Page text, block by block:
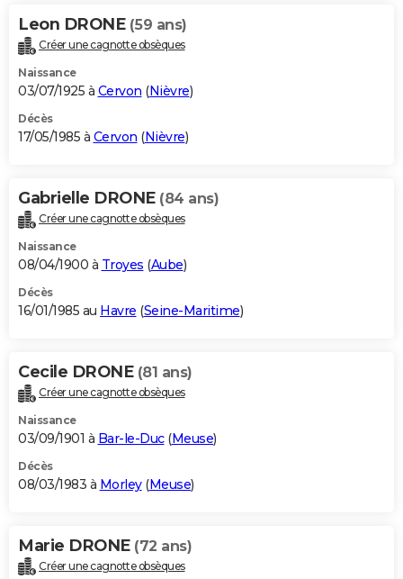
Leon DRONE (59 ans)
Créer une cagnotte obsèques
Naissance
03/07/1925 à Cervon (Nièvre)
Décès
17/05/1985 à Cervon (Nièvre)
Gabrielle DRONE (84 ans)
Créer une cagnotte obsèques
Naissance
08/04/1900 à Troyes (Aube)
Décès
16/01/1985 au Havre (Seine-Maritime)
Cecile DRONE (81 ans)
Créer une cagnotte obsèques
Naissance
03/09/1901 à Bar-le-Duc(Meuse)
Décès
08/03/1983 à Morley(Meuse)
Marie DRONE (72 ans)
Créer une cagnotte obsèques